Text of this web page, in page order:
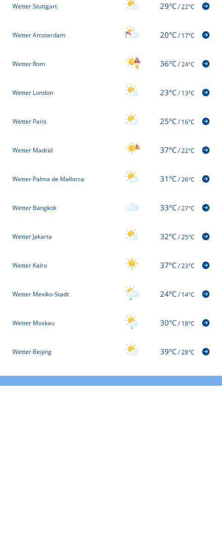
Wetter Stuttgart 29°C/22°C
Wetter Amsterdam 20°C/17°C
Wetter Rom 36°C/24°C
Wetter London 23°C/13°C
Wetter Paris 25°C/16°C
Wetter Madrid 37°C/22°C
Wetter Palma de Mallorca 31°C/26°C
Wetter Bangkok 33°C/27°C
Wetter Jakarta 32°C/25°C
Wetter Kairo 37°C/23°C
Wetter Mexiko-Stadt 24°C/14°C
Wetter Moskau 30°C/18°C
Wetter Beijing 39°C/28°C